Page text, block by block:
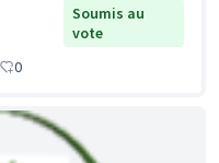
Soumis au
vote
0